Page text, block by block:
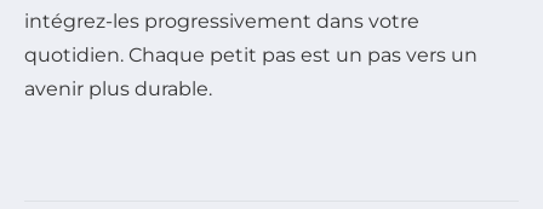
intégrez-les progressivement dans votre
quotidien. Chaque petit pas est un pas vers un
avenir plus durable.